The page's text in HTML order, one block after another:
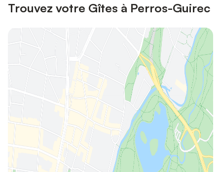
Trouvez votre Gîtes à Perros-Guirec